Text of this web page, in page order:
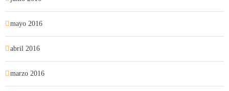
mayo 2016
abril 2016
marzo 2016